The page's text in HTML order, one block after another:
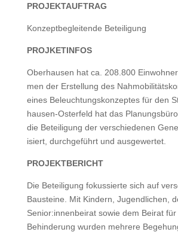
PROJEKTAUFTRAG
Konzept­be­glei­t­ende Beteiligung
PROJKETINFOS
Ober­hausen hat ca. 208.800
men der Erstel­lung des
eines Beleuch­tungskonzeptes für den
hausen-Oster­feld hat das
die Beteili­gung der ver­schiede­nen
isiert, durchge­führt und ausgewertet.
PROJEKTBERICHT
Die Beteili­gung fokussierte sich auf
Bausteine. Mit Kindern, Jugendlichen,
Senior:innenbeirat sowie dem Beirat
Behin­derung wur­den mehrere